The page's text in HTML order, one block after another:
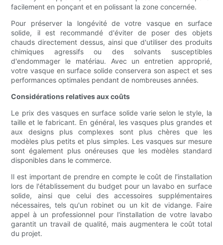
facilement en ponçant et en polissant la zone concernée.
Pour préserver la longévité de votre vasque en surface
solide, il est recommandé d'éviter de poser des objets
chauds directement dessus, ainsi que d'utiliser des produits
chimiques agressifs ou des solvants susceptibles
d'endommager le matériau. Avec un entretien approprié,
votre vasque en surface solide conservera son aspect et ses
performances optimales pendant de nombreuses années.
Considérations relatives aux coûts
Le prix des vasques en surface solide varie selon le style, la
taille et le fabricant. En général, les vasques plus grandes et
aux designs plus complexes sont plus chères que les
modèles plus petits et plus simples. Les vasques sur mesure
sont également plus onéreuses que les modèles standard
disponibles dans le commerce.
Il est important de prendre en compte le coût de l'installation
lors de l'établissement du budget pour un lavabo en surface
solide, ainsi que celui des accessoires supplémentaires
nécessaires, tels qu'un robinet ou un kit de vidange. Faire
appel à un professionnel pour l'installation de votre lavabo
garantit un travail de qualité, mais augmentera le coût total
du projet.